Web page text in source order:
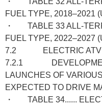
FUEL TYPE, 2018–2021
・ TABLE 33 ALL-
FUEL TYPE, 2022–2027
7.2 ELECTRIC ATV
7.2.1
LAUNCHES OF
EXPECTED TO DRIVE
・ TABLE 34......